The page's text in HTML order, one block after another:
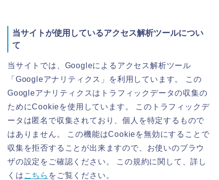
当サイトが使用しているアクセス解析ツールについ
て
当サイトでは、Googleによるアクセス解析ツール
「Googleアナリティクス」を利用しています。 この
Googleアナリティクスはトラフィックデータの収集の
ためにCookieを使用しています。 このトラフィックデ
ータは匿名で収集されており、個人を特定するもので
はありません。 この機能はCookieを無効にすることで
収集を拒否することが出来ますので、お使いのブラウ
ザの設定をご確認ください。 この規約に関して、詳し
くは こちら をご覧ください。